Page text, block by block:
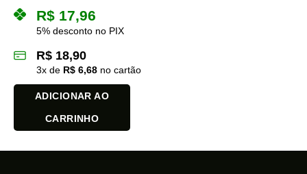
R$ 17,96
5% desconto no PIX
R$ 18,90
3x de R$ 6,68 no cartão
ADICIONAR AO
CARRINHO